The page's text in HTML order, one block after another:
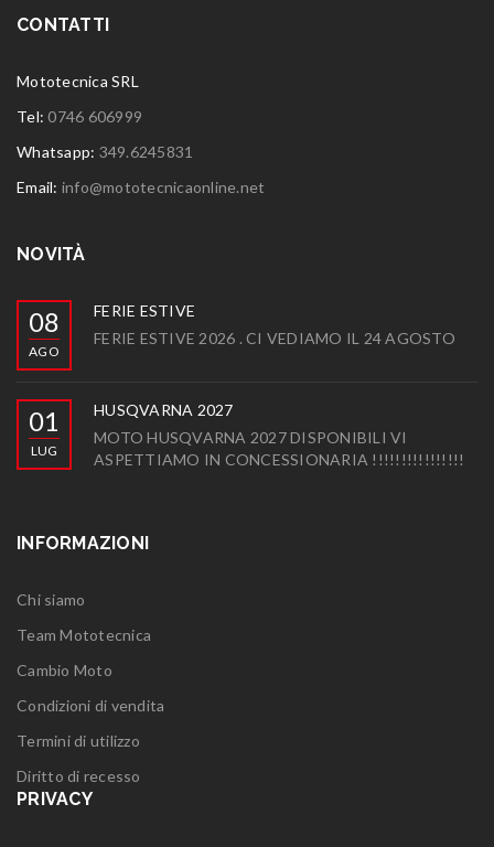
CONTATTI
Mototecnica SRL
Tel:0746 606999
Whatsapp: 349.6245831
Email: info@mototecnicaonline.net
NOVITÀ
08
AGO
FERIE ESTIVE
FERIE ESTIVE 2026 . CI VEDIAMO IL 24 AGOSTO
01
LUG
HUSQVARNA 2027
MOTO HUSQVARNA 2027 DISPONIBILI VI
ASPETTIAMO IN CONCESSIONARIA !!!!!!!!!!!!!!!!
INFORMAZIONI
Chi siamo
Team Mototecnica
Cambio Moto
Condizioni di vendita
Termini di utilizzo
Diritto di recesso
PRIVACY